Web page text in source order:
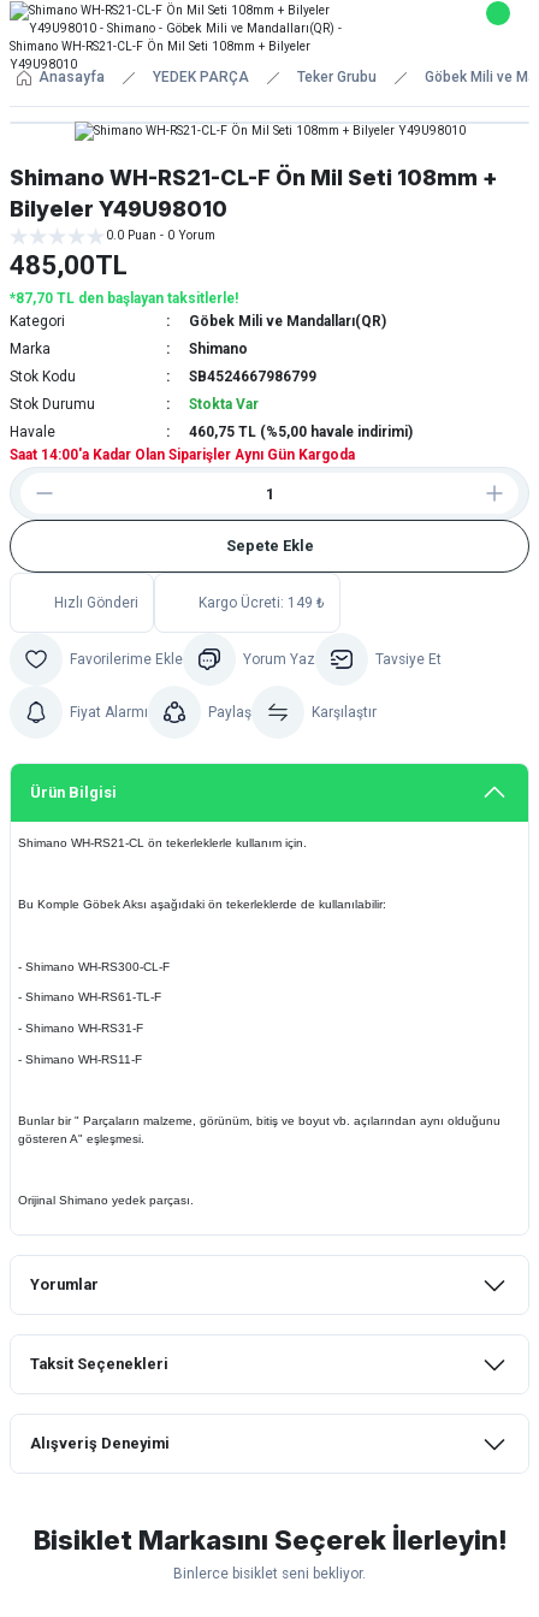
Anasayfa YEDEK PARÇA Teker Grubu Göbek Mili ve
Shimano WH-RS21-CL-F Ön Mil Seti 108mm +
Bilyeler Y49U98010
0.0 Puan - 0 Yorum
485,00TL
*87,70 TL den başlayan taksitlerle!
Kategori
Göbek Mili ve Mandalları(QR)
Marka
Shimano
Stok Kodu
SB4524667986799
Stok Durumu
Stokta Var
Havale
460,75 TL (%5,00 havale indirimi)
Saat 14:00'a Kadar Olan Siparişler Aynı Gün Kargoda
Sepete Ekle
Hızlı Gönderi Kargo Ücreti: 149 ₺
Yorum Yaz Tavsiye Et
Fiyat Alarmı Paylaş Karşılaştır
Ürün Bilgisi
Shimano WH-RS21-CL ön tekerleklerle kullanım için.
Bu Komple Göbek Aksı aşağıdaki ön tekerleklerde de kullanılabilir:
- Shimano WH-RS300-CL-F
- Shimano WH-RS61-TL-F
- Shimano WH-RS31-F
- Shimano WH-RS11-F
Bunlar bir " Parçaların malzeme, görünüm, bitiş ve boyut vb. açılarından aynı olduğunu
gösteren A" eşleşmesi.
Orijinal Shimano yedek parçası.
Yorumlar
Taksit Seçenekleri
Alışveriş Deneyimi
lastik yanak kısmından 3cm yarıldı ama
normal sürüşe uygun
Bisiklet Markasını Seçerek İlerleyin!
Binlerce bisiklet seni bekliyor.